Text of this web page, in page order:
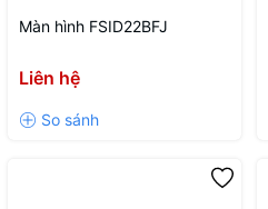
Màn hình FSID22BFJ
Liên hệ